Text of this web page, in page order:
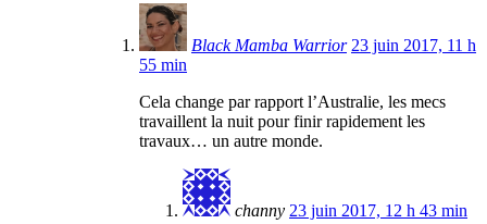
Black Mamba Warrior 23 juin 2017, 11 h
55 min
Cela change par rapport l’Australie, les mecs
travaillent la nuit pour finir rapidement les
travaux… un autre monde.
channy 23 juin 2017, 12 h 43 min